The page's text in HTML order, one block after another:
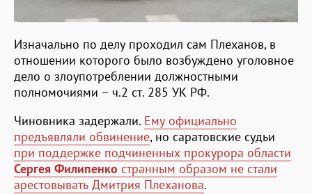
Изначально по делу проходил сам Плеханов, в
отношении которого было возбуждено уголовное
дело о злоупотреблении должностными
полномочиями – ч.2 ст. 285 УК РФ.
Чиновника задержали. Ему официально
предъявляли обвинение, но саратовские судьи
при поддержке подчиненных прокурора области
Сергея Филипенко странным образом не стали
арестовывать Дмитрия Плеханова.